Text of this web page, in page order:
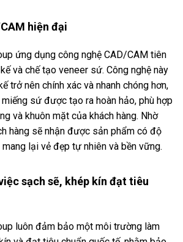
hiện đại
ứng dụng công nghệ CAD/CAM tiên
và chế tạo veneer sứ. Công nghệ này
trở nên chính xác và nhanh chóng hơn,
sứ được tạo ra hoàn hảo, phù hợp
và khuôn mặt của khách hàng. Nhờ
hàng sẽ nhận được sản phẩm có độ
mang lại vẻ đẹp tự nhiên và bền vững.
sạch sẽ, khép kín đạt tiêu
luôn đảm bảo một môi trường làm